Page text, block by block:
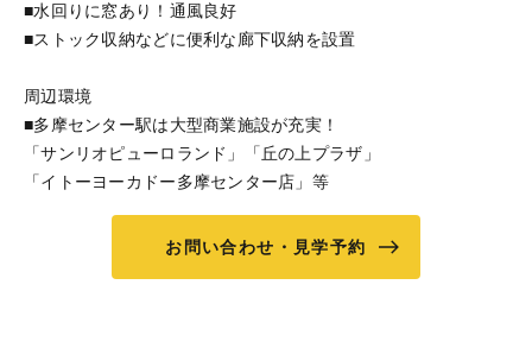
■水回りに窓あり！通風良好
■ストック収納などに便利な廊下収納を設置
周辺環境
■多摩センター駅は大型商業施設が充実！
「サンリオピューロランド」「丘の上プラザ」
「イトーヨーカドー多摩センター店」等
お問い合わせ・見学予約